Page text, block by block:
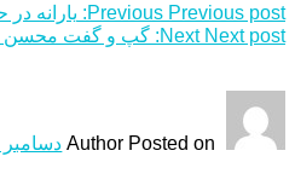
Author Posted on دسامبر 17, 2016
Previous Previous post:
یارانه در
Next Next post: گپ و گفت محسن